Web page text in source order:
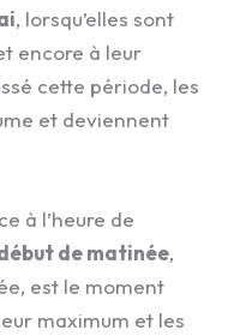
, lorsqu’elles sont
encore à leur
cette période, les
et deviennent
à l’heure de
de matinée,
est le moment
maximum et les